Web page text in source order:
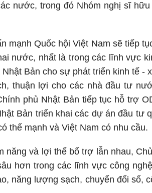
nước, trong đó Nhóm nghị sĩ
mạnh Quốc hội Việt Nam sẽ tiếp
nước, nhất là trong các lĩnh vực
Bản cho sự phát triển kinh tế -
thuận lợi cho các nhà đầu tư
phủ Nhật Bản tiếp tục hỗ trợ
Bản triển khai các dự án đầu tư
thế mạnh và Việt Nam có nhu cầu.
và lợi thế bổ trợ lẫn nhau,
hơn trong các lĩnh vực công
năng lượng sạch, chuyển đổi số,